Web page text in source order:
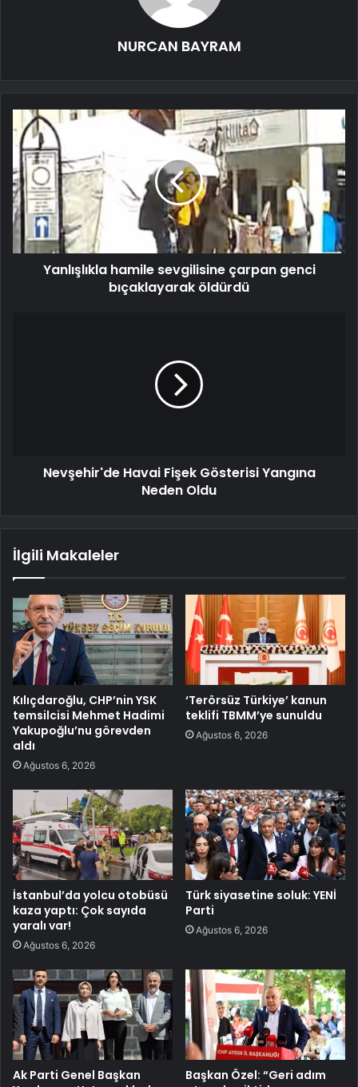
NURCAN BAYRAM
Yanlışlıkla hamile sevgilisine çarpan genci
bıçaklayarak öldürdü
Nevşehir'de Havai Fişek Gösterisi Yangına
Neden Oldu
İlgili Makaleler
Kılıçdaroğlu, CHP’nin YSK
temsilcisi Mehmet Hadimi
Yakupoğlu’nu görevden
aldı
Ağustos 6, 2026
‘Terörsüz Türkiye’ kanun
teklifi TBMM’ye sunuldu
Ağustos 6, 2026
İstanbul’da yolcu otobüsü
kaza yaptı: Çok sayıda
yaralı var!
Ağustos 6, 2026
Türk siyasetine soluk: YENİ
Parti
Ağustos 6, 2026
Ak Parti Genel Başkan
Başkan Özel: “Geri adım